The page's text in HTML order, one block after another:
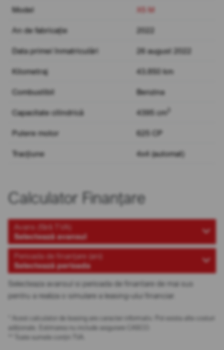
Model X5 M
An de fabricație 2022
Data primei înmatriculări 26 august 2022
Kilometraj 43.850 km
Combustibil Benzina
Capacitate cilindrică 4395 cm
Putere motor 625 CP
Tracțiune 4x4 (automat)
Calculator Finanțare
Avans (fără TVA)
Selectează avansul
Perioada de finanțare (ani)
Selectează perioada
Selecteaza avansul si perioada de finantare de mai sus
pentru a realiza o simulare a leasing-ului financiar.
* Acest calculator de leasing are caracter informativ. Pot exista alte costuri
adiționale. Estimarea nu include asigurare CASCO.
** Toate sumele conțin TVA.